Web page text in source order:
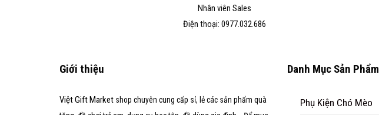
Nhân viên Sales
Điện thoại: 0977.032.686
Giới thiệu
Việt Gift Marketshop chuyên cung cấp sỉ, lẻ các sản phẩm quà
Danh Mục Sản Phẩm
Phụ Kiện Chó Mèo